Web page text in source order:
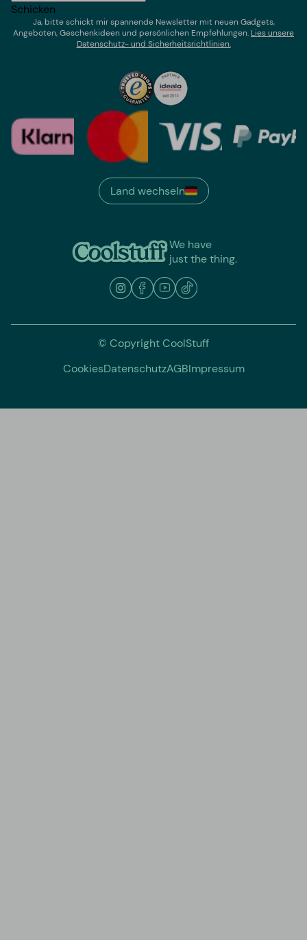
Schicken
Ja, bitte schickt mir spannende Newsletter mit neuen Gadgets,
Angeboten, Geschenkideen und persönlichen Empfehlungen. Lies unsere
Datenschutz- und Sicherheitsrichtlinien.
We have
just the thing.
Land wechseln
© Copyright CoolStuff
CookiesDatenschutzAGBImpressum